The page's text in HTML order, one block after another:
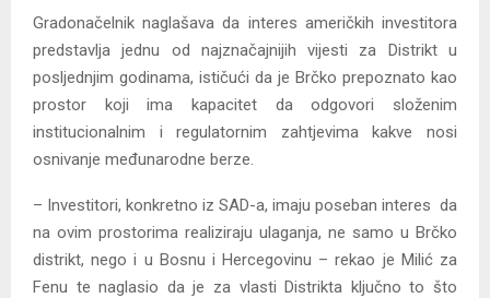
Gradonačelnik naglašava da interes američkih investitora
predstavlja jednu od najznačajnijih vijesti za Distrikt u
posljednjim godinama, ističući da je Brčko prepoznato kao
prostor koji ima kapacitet da odgovori složenim
institucionalnim i regulatornim zahtjevima kakve nosi
osnivanje međunarodne berze.
– Investitori, konkretno iz SAD-a, imaju poseban interes da
na ovim prostorima realiziraju ulaganja, ne samo u Brčko
distrikt, nego i u Bosnu i Hercegovinu – rekao je Milić za
Fenu te naglasio da je za vlasti Distrikta ključno to što